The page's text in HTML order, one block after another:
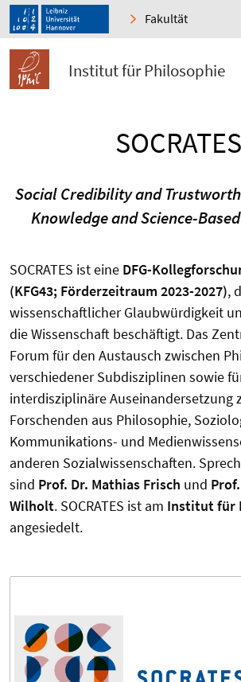
Fakultät
Institut für Philosophie
SOCRATES
Social Credibility and
Knowledge and Science-
SOCRATES ist eine DFG-
(KFG43; Förderzeitraum 2023-2027),
wissenschaftlicher Glaubwürdigkeit
die Wissenschaft beschäftigt. Das
Forum für den Austausch zwischen
verschiedener Subdisziplinen sowie
interdisziplinäre Auseinandersetzung
Forschenden aus Philosophie,
Kommunikations- und
anderen Sozialwissenschaften.
sind Prof. Dr. Mathias Frisch und
Wilholt. SOCRATES ist am Institut für
angesiedelt.